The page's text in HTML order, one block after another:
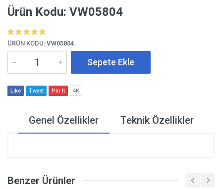
Ürün Kodu: VW05804
ÜRÜN KODU: VW05804
Sepete Ekle
Like Tweet Pin It 4K
Genel Özellikler Teknik Özellikler
Benzer Ürünler